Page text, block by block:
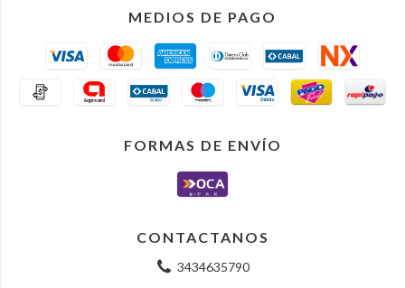
MEDIOS DE PAGO
FORMAS DE ENVÍO
CONTACTANOS
3434635790